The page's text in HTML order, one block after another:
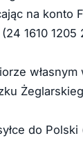
na konto
1610 1205
do